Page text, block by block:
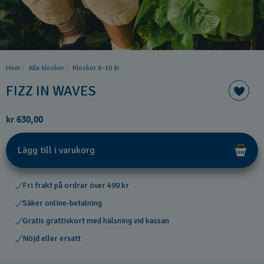
Hem Alla klockor Klockor 6–10 år
FIZZ IN WAVES
kr 630,00
Lägg till i varukorg
Fri frakt på ordrar över 499 kr
Säker online-betalning
Gratis grattiskort med hälsning vid kassan
Nöjd eller ersatt